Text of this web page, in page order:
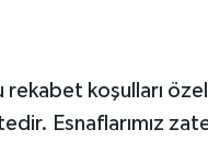
koşulları
Esnaflarımız